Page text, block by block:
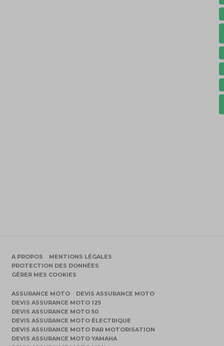
A PROPOS
MENTIONS LÉGALES
PROTECTION DES DONNÉES
GÉRER MES COOKIES
ASSURANCE MOTO
DEVIS ASSURANCE MOTO
DEVIS ASSURANCE MOTO 125
DEVIS ASSURANCE MOTO 50
DEVIS ASSURANCE MOTO ÉLECTRIQUE
DEVIS ASSURANCE MOTO PAR MOTORISATION
DEVIS ASSURANCE MOTO YAMAHA